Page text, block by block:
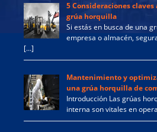
5 Consideraciones
grúa horquilla
Si estás en busca de una
empresa o almacén,
[…]
Mantenimiento y
una grúa horquilla de
Introducción Las grúas
interna son vitales en